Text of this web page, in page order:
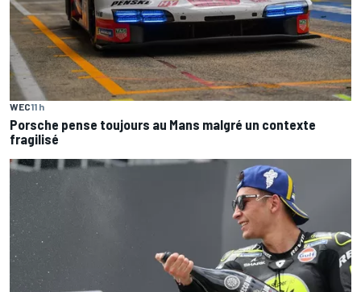
WEC11 h
Porsche pense toujours au Mans malgré un contexte
fragilisé